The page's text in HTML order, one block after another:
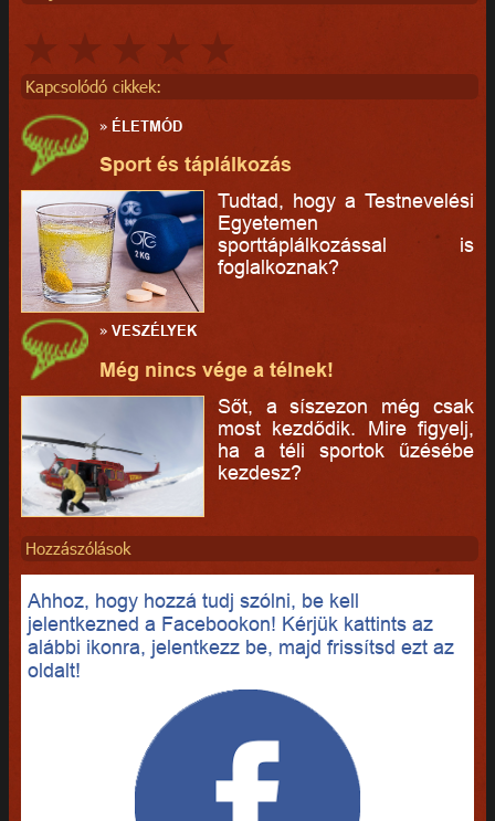
Kapcsolódó cikkek:
» ÉLETMÓD
Sport és táplálkozás
Tudtad, hogy a Testnevelési
Egyetemen
sporttáplálkozással is
foglalkoznak?
»VESZÉLYEK
Még nincs vége a télnek!
Sőt, a síszezon még csak
most kezdődik. Mire figyelj,
ha a téli sportok űzésébe
kezdesz?
Hozzászólások
Ahhoz, hogy hozzá tudj szólni, be kell
jelentkezned a Facebookon! Kérjük kattints az
alábbi ikonra, jelentkezz be, majd frissítsd ezt az
oldalt!